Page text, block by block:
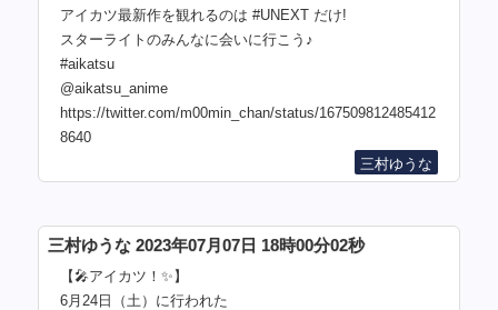
アイカツ最新作を観れるのは #UNEXT だけ!
スターライトのみんなに会いに行こう♪
#aikatsu
@aikatsu_anime
https://twitter.com/m00min_chan/status/167509812485412
8640
三村ゆうな
三村ゆうな 2023年07月07日 18時00分02秒
【🎤アイカツ！✨】
6月24日（土）に行われた